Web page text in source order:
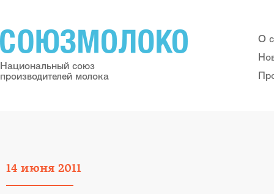
Национальный союз
производителей молока
О
14 июня 2011